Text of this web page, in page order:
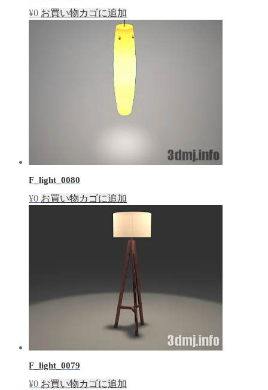
¥0 お買い物カゴに追加
F_light_0080
¥0 お買い物カゴに追加
F_light_0079
¥0 お買い物カゴに追加